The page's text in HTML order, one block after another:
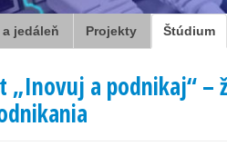
jedáleň Projekty Štúdium
„Inovuj a podnikaj“ –